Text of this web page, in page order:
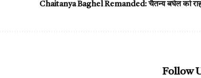
Chaitanya Baghel Remanded: चैतन्य बघेल को राहत
Follow